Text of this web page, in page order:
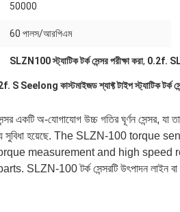
50000
60 পালস/আরপিএম
SLZN100 স্ট্যাটিক টর্ক সেন্সর পরীক্ষা করা, 0.2f.
কাস্টমাইজড শ্যাফ্ট টাইপ স্ট্যাটিক টর্ক
একটি অ-যোগাযোগ উচ্চ গতির ঘূর্ণন সেন্সর, যা
পণ্য সুবিধা হয়েছে. The SLZN-100
measurement and high
100 টর্ক সেন্সরটি উৎপাদন লাইন বা